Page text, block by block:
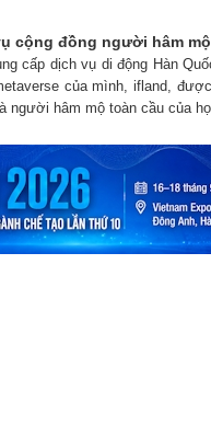
cộng đồng người hâm
cấp dịch vụ di động Hàn
của mình, ifland,
người hâm mộ toàn cầu của